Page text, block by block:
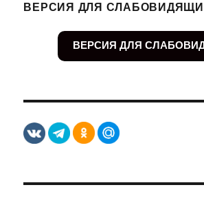
ВЕРСИЯ ДЛЯ
ВЕРСИЯ ДЛЯ